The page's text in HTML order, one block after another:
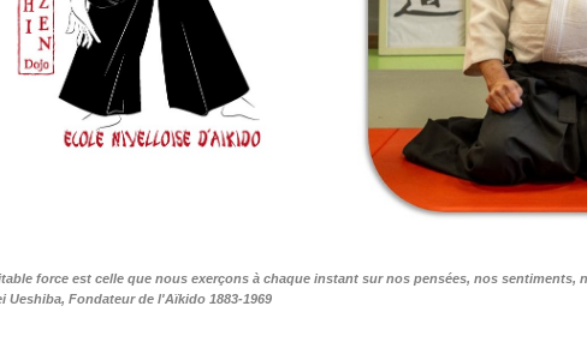
force est celle que nous exerçons à chaque instant sur nos pensées, nos sentiments,
Ueshiba, Fondateur de l'Aïkido 1883-1969